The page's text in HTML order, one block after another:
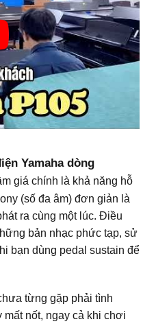
Yamaha dòng
giá chính là khả năng hỗ
(số đa âm) đơn giản là
ra cùng một lúc. Điều
bản nhạc phức tạp, sử
bạn dùng pedal sustain để
từng gặp phải tình
mất nốt, ngay cả khi chơi